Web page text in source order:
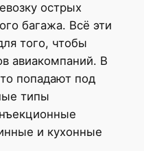
острых
багажа. Всё эти
того, чтобы
авиакомпаний. В
попадают под
типы
и кухонные